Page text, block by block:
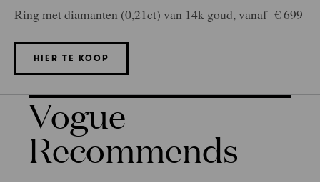
Ring met diamanten (0,21ct) van 14k goud, vanaf € 699
HIER TE KOOP
Vogue
Recommends